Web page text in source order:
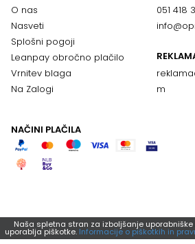
O nas
Nasveti
Splošni pogoji
Leanpay obročno plačilo
Vrnitev blaga
Na Zalogi
051 418
m
NAČINI PLAČILA
Naša spletna stran za izboljšanje
uporablja piškotke. Informacije o piškotkih in